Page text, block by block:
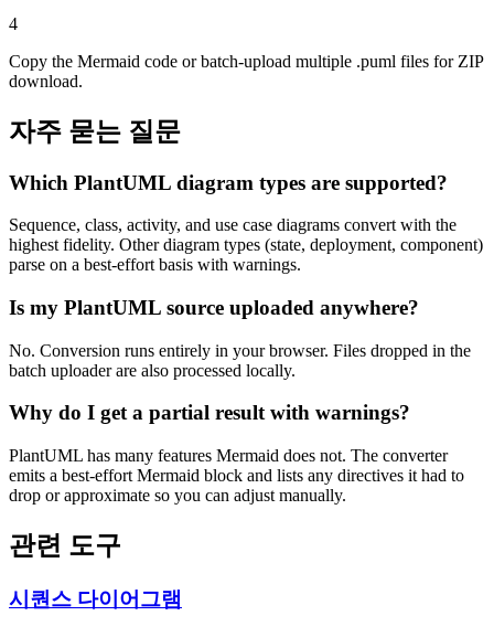
4
Copy the Mermaid code or batch-upload multiple .puml files for ZIP
download.
자주 묻는 질문
Which PlantUML diagram types are supported?
Sequence, class, activity, and use case diagrams convert with the
highest fidelity. Other diagram types (state, deployment, component)
parse on a best-effort basis with warnings.
Is my PlantUML source uploaded anywhere?
No. Conversion runs entirely in your browser. Files dropped in the
batch uploader are also processed locally.
Why do I get a partial result with warnings?
PlantUML has many features Mermaid does not. The converter
emits a best-effort Mermaid block and lists any directives it had to
drop or approximate so you can adjust manually.
관련 도구
시퀀스 다이어그램